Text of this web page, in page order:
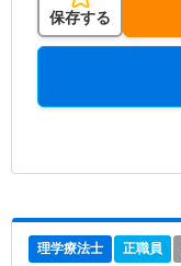
保存する
理学療法士 正職員